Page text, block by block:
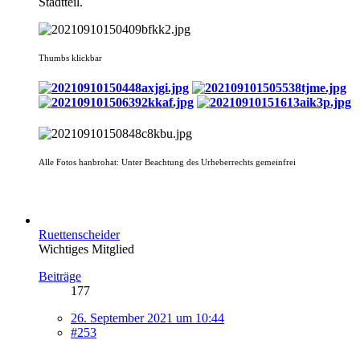
Thumbs klickbar
Alle Fotos hanbrohat: Unter Beachtung des Urheberrechts gemeinfrei
Ruettenscheider
Wichtiges Mitglied
Beiträge
177
26. September 2021 um 10:44
#253